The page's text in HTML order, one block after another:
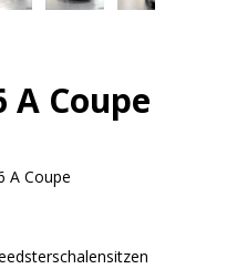
A Coupe
A Coupe